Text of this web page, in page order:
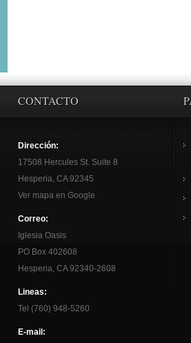
CONTACTO
Dirección:
17508 Hercules St. Suite 8
Hesperia, CA 92345
Ver mapa en Google
Correo:
Iglesia Oasis
PO Box 402608
Hesperia, CA 92340-2608
Lineas:
Tel (760) 948-5260
E-mail: